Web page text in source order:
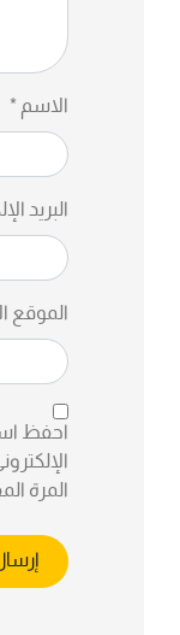
الاسم *
البريد
الموقع
احفظ
المرة